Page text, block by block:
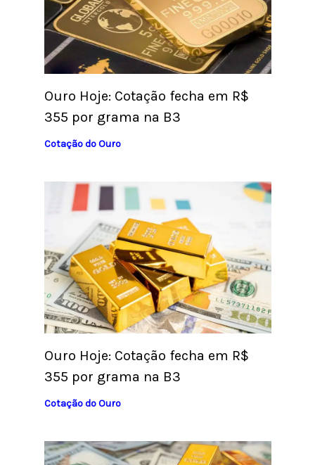
Ouro Hoje: Cotação fecha em R$
355 por grama na B3
Cotação do Ouro
Ouro Hoje: Cotação fecha em R$
355 por grama na B3
Cotação do Ouro